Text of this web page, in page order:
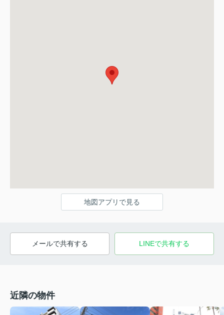
地図アプリで見る
メールで共有する LINEで共有する
近隣の物件